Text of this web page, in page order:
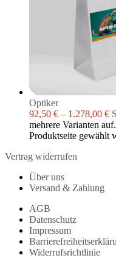
Optiker
92,50 € – 1.278,00 €
mehrere Varianten
Produktseite gewählt
Vertrag widerrufen
Über uns
Versand & Zahlung
AGB
Datenschutz
Impressum
Widerrufsrichtlinie